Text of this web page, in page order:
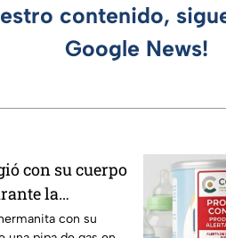
contenido,
Google News!
con su cuerpo
la
gas encon su